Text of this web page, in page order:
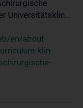
Universitätsklin...
en/about-
klin-